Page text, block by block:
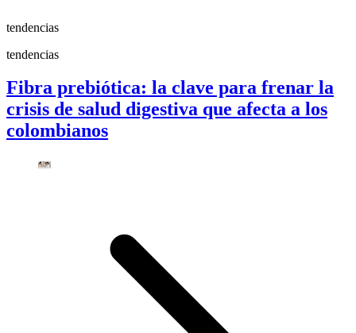
tendencias
tendencias
Fibra prebiótica: la clave para frenar la
crisis de salud digestiva que afecta a los
colombianos